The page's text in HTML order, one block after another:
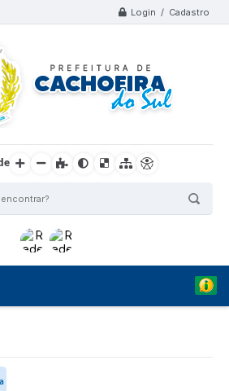
Login / Cadastro